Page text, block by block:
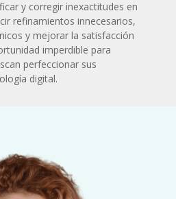
y corregir inexactitudes en
refinamientos innecesarios,
y mejorar la satisfacción
imperdible para
perfeccionar sus
digital.